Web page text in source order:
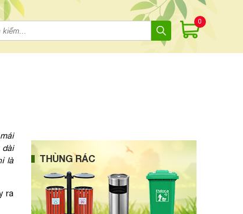
0
dài
là
ra
THÙNG RÁC